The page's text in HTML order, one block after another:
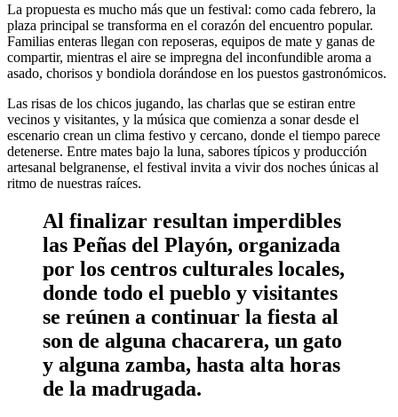
La propuesta es mucho más que un festival: como cada febrero, la
plaza principal se transforma en el corazón del encuentro popular.
Familias enteras llegan con reposeras, equipos de mate y ganas de
compartir, mientras el aire se impregna del inconfundible aroma a
asado, chorisos y bondiola dorándose en los puestos gastronómicos.
Las risas de los chicos jugando, las charlas que se estiran entre
vecinos y visitantes, y la música que comienza a sonar desde el
escenario crean un clima festivo y cercano, donde el tiempo parece
detenerse. Entre mates bajo la luna, sabores típicos y producción
artesanal belgranense, el festival invita a vivir dos noches únicas al
ritmo de nuestras raíces.
Al finalizar resultan imperdibles
las Peñas del Playón, organizada
por los centros culturales locales,
donde todo el pueblo y visitantes
se reúnen a continuar la fiesta al
son de alguna chacarera, un gato
y alguna zamba, hasta alta horas
de la madrugada.